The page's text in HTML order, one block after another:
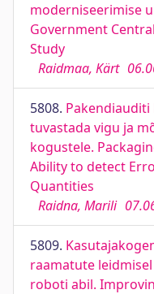
moderniseerimise
Government
Study
Raidmaa, Kärt
5808.
tuvastada vigu ja
kogustele.
Ability to detect
Quantities
Raidna, Marili
5809.
raamatute
roboti abil.